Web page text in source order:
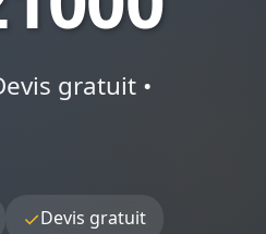
gratuit •
✓Devis gratuit